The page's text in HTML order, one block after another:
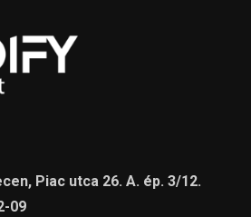
Piac utca 26. A. ép. 3/12.
09